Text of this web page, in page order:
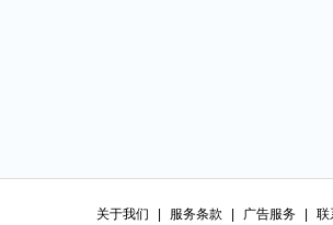
关于我们 服务条款 广告服务
联